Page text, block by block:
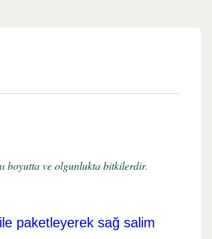
boyutta ve olgunlukta bitkilerdir.
paketleyerek sağ salim